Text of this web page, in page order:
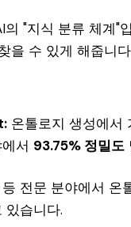
"지식 분류 체계"
을 수 있게 해줍니
온톨로지 생성에서
서 93.75% 정밀도
전문 분야에서
있습니다.